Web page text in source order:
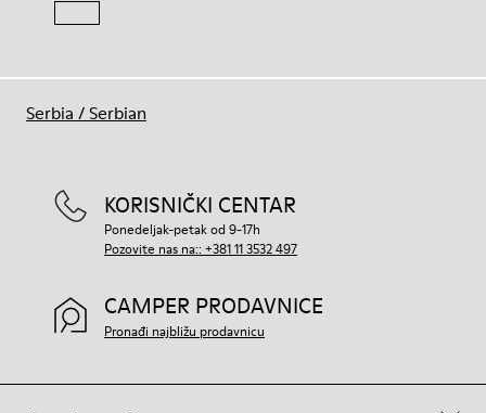
KORISNIČKI CENTAR
Ponedeljak-petak od 9-17h
Pozovite nas na:: +381 11 3532 497
CAMPER PRODAVNICE
Pronađi najbližu prodavnicu
Serbia /Serbian